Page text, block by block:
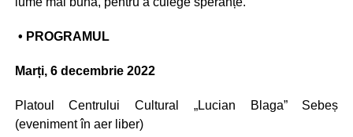
• PROGRAMUL
Marți, 6 decembrie 2022
Platoul Centrului Cultural „Lucian Blaga” Sebeș
(eveniment în aer liber)